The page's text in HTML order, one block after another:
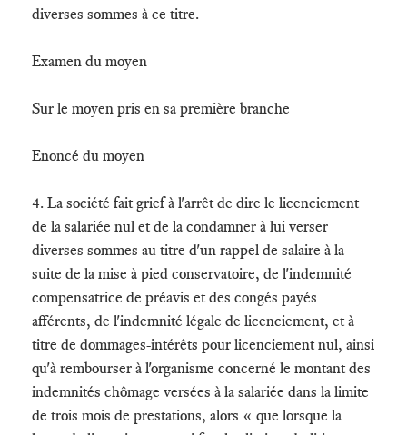
diverses sommes à ce titre.
Examen du moyen
Sur le moyen pris en sa première branche
Enoncé du moyen
4. La société fait grief à l'arrêt de dire le licenciement
de la salariée nul et de la condamner à lui verser
diverses sommes au titre d'un rappel de salaire à la
suite de la mise à pied conservatoire, de l'indemnité
compensatrice de préavis et des congés payés
afférents, de l'indemnité légale de licenciement, et à
titre de dommages-intérêts pour licenciement nul, ainsi
qu'à rembourser à l'organisme concerné le montant des
indemnités chômage versées à la salariée dans la limite
de trois mois de prestations, alors « que lorsque la